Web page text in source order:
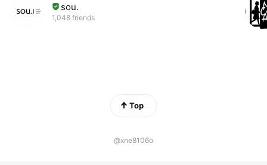
sou.
1,048 friends
Top
@xne8106o